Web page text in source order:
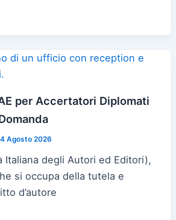
per Accertatori Diplomati
4 Agosto 2026
Italiana degli Autori ed Editori),
si occupa della tutela e
d’autore